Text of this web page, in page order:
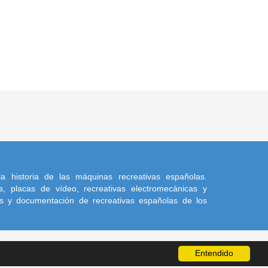
Entendido
historia de las máquinas recreativas españolas.
placas de vídeo, recreativas electromecánicas y
y documentación de recreativas españolas de los